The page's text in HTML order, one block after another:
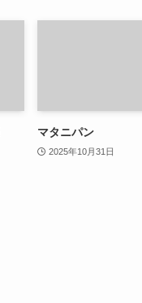
マタニパン
2025年10月31日